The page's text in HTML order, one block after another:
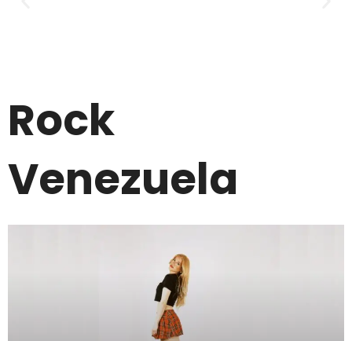
Rock
Venezuela